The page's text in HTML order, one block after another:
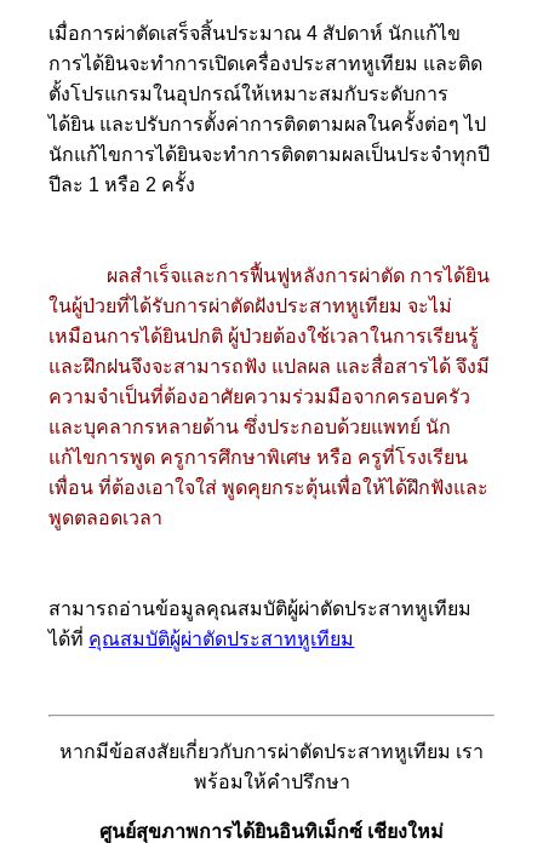
เมื่อการผ่าตัดเสร็จสิ้นประมาณ 4 สัปดาห์ นักแก้ไข
การได้ยินจะทำการเปิดเครื่องประสาทหูเทียม และติด
ตั้งโปรแกรมในอุปกรณ์ให้เหมาะสมกับระดับการ
ได้ยิน และปรับการตั้งค่าการติดตามผลในครั้งต่อๆ ไป
นักแก้ไขการได้ยินจะทำการติดตามผลเป็นประจำทุกปี
ปีละ 1 หรือ 2 ครั้ง
ผลสําเร็จและการฟื้นฟูหลังการผ่าตัด การได้ยิน
ในผู้ป่วยที่ได้รับการผ่าตัดฝังประสาทหูเทียม จะไม่
เหมือนการได้ยินปกติ ผู้ป่วยต้องใช้เวลาในการเรียนรู้
และฝึกฝนจึงจะสามารถฟัง แปลผล และสื่อสารได้ จึงมี
ความจําเป็นที่ต้องอาศัยความร่วมมือจากครอบครัว
และบุคลากรหลายด้าน ซึ่งประกอบด้วยแพทย์ นัก
แก้ไขการพูด ครูการศึกษาพิเศษ หรือ ครูที่โรงเรียน
เพื่อน ที่ต้องเอาใจใส่ พูดคุยกระตุ้นเพื่อให้ได้ฝึกฟังและ
พูดตลอดเวลา
สามารถอ่านข้อมูลคุณสมบัติผู้ผ่าตัดประสาทหูเทียม
ได้ที่ คุณสมบัติผู้ผ่าตัดประสาทหูเทียม
หากมีข้อสงสัยเกี่ยวกับการผ่าตัดประสาทหูเทียม เรา
พร้อมให้คำปรึกษา
ศูนย์สุขภาพการได้ยินอินทิเม็กซ์ เชียงใหม่